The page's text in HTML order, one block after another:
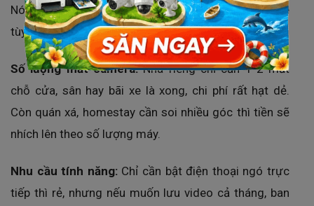
Nói chung là tiền nào của nấy thôi bạn ạ, đắt hay rẻ
tùy thuộc vào 3 thứ này:
Số lượng mắt camera:Nhà riêng chỉ cần 1-2 mắt
chỗ cửa, sân hay bãi xe là xong, chi phí rất hạt dẻ.
Còn quán xá, homestay cần soi nhiều góc thì tiền sẽ
nhích lên theo số lượng máy.
Nhu cầu tính năng: Chỉ cần bật điện thoại ngó trực
tiếp thì rẻ, nhưng nếu muốn lưu video cả tháng, ban